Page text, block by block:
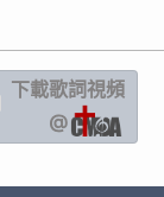
下載歌詞視頻
@